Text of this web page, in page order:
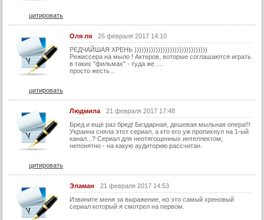
52 серия
54 серия
55 серия
56 серия
57 серия
59 серия
60 серия
Конец
цитировать
Оля ля
26 февраля 2017 14:10
РЕДЧАЙШАЯ ХРЕНЬ )))))))))))))))))))))))))))))))
Режиссера на мыло ! Актеров, воторые соглашаются играть
в таких "фильмах" - туда же ....
просто жесть...
цитировать
Людмила
21 февраля 2017 17:48
Бред и ещё раз бред! Бездарная, дешевая мыльная опера!!!
Украина сняла этот сериал, а кто его уж пропихнул на 1-ый
канал...? Сериал для неотягощенных интеллектом,
непонятно - на какую аудиторию рассчитан.
цитировать
Эламан
21 февраля 2017 14:53
Извините меня за выражение, но это самый хреновый
сериал который я смотрел на первом.